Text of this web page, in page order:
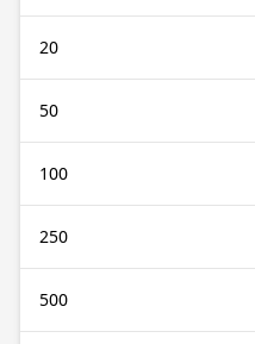
20
50
100
250
500